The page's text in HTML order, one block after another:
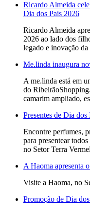
Ricardo Almeida
Dia dos Pais 2026
Ricardo Almeida
2026 ao lado dos
legado e inovação
Me.linda inaugura
A me.linda está em
do
camarim ampliado,
Presentes de Dia
Encontre perfumes,
para presentear
no Setor Terra
A Haoma apresenta
Visite a Haoma, no
Promoção de Dia